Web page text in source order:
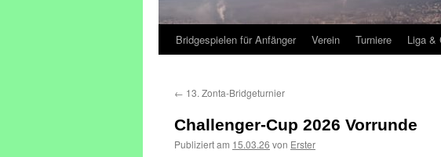
Bridgespielen für Anfänger Verein Turniere Liga &
← 13. Zonta-Bridgeturnier
Challenger-Cup 2026 Vorrunde
Publiziert am 15.03.26 von Erster